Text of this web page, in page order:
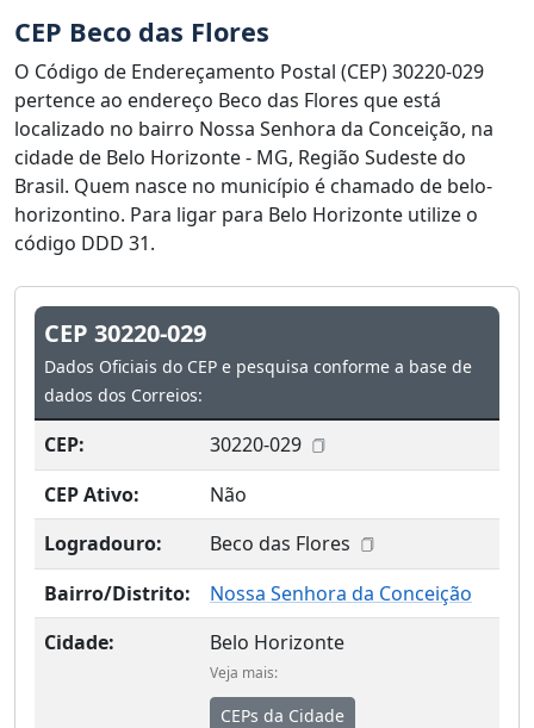
CEP Beco das Flores
O Código de Endereçamento Postal (CEP) 30220-029
pertence ao endereço Beco das Flores que está
localizado no bairro Nossa Senhora da Conceição, na
cidade de Belo Horizonte - MG, Região Sudeste do
Brasil. Quem nasce no município é chamado de belo-
horizontino. Para ligar para Belo Horizonte utilize o
código DDD 31.
CEP 30220-029
Dados Oficiais do CEP e pesquisa conforme a base de
dados dos Correios:
CEP:
30220-029
CEP Ativo:
Não
Logradouro:
Beco das Flores
Bairro/Distrito:
Nossa Senhora da Conceição
Cidade:
Belo Horizonte
Veja mais:
CEPs da Cidade